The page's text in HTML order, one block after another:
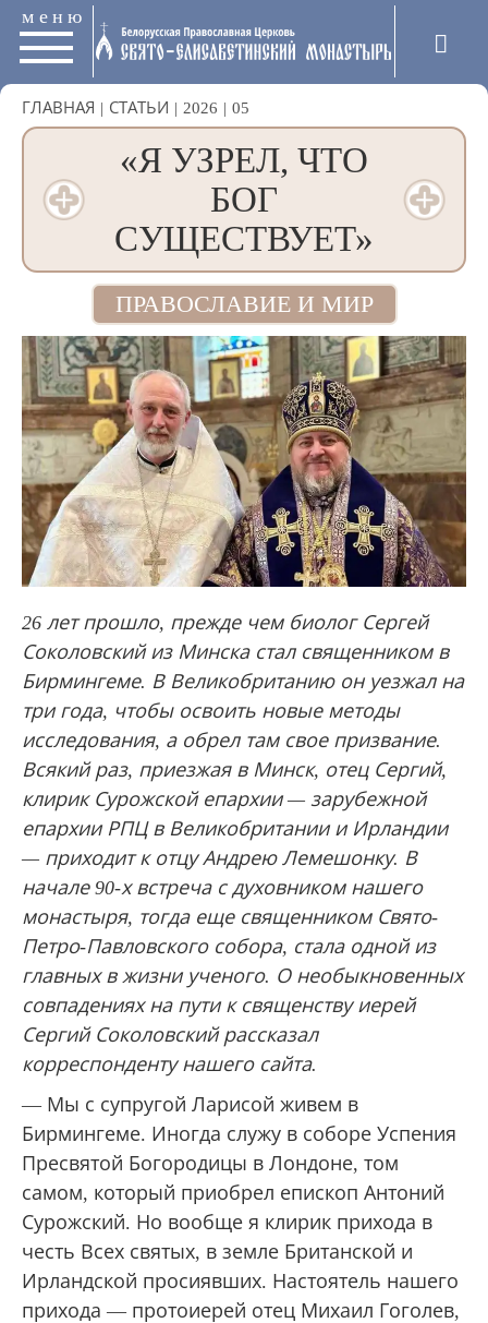
меню
ГЛАВНАЯ | СТАТЬИ | 2026 | 05
«Я УЗРЕЛ, ЧТО
БОГ
СУЩЕСТВУЕТ»
ПРАВОСЛАВИЕ И МИР
26 лет прошло, прежде чем биолог Сергей
Соколовский из Минска стал священником в
Бирмингеме. В Великобританию он уезжал на
три года, чтобы освоить новые методы
исследования, а обрел там свое призвание.
Всякий раз, приезжая в Минск, отец Сергий,
клирик Сурожской епархии — зарубежной
епархии РПЦ в Великобритании и Ирландии
— приходит к отцу Андрею Лемешонку. В
начале 90-х встреча с духовником нашего
монастыря, тогда еще священником Свято-
Петро-Павловского собора, стала одной из
главных в жизни ученого. О необыкновенных
совпадениях на пути к священству иерей
Сергий Соколовский рассказал
корреспонденту нашего сайта.
— Мы с супругой Ларисой живем в
Бирмингеме. Иногда служу в соборе Успения
Пресвятой Богородицы в Лондоне, том
самом, который приобрел епископ Антоний
Сурожский. Но вообще я клирик прихода в
честь Всех святых, в земле Британской и
Ирландской просиявших. Настоятель нашего
прихода — протоиерей отец Михаил Гоголев,